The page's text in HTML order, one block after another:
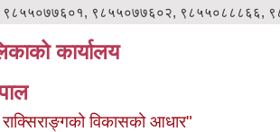
९८५५०७७६०१, ९८५५०७७६०२, ९८५५०८८८६६,
कार्यालय
राक्सिराङ्गको विकासको आधार"